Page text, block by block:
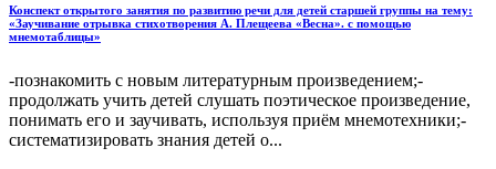
Конспект открытого занятия по развитию речи для детей старшей группы на тему:
«Заучивание отрывка стихотворения А. Плещеева «Весна». с помощью
мнемотаблицы»
-познакомить с новым литературным произведением;-
продолжать учить детей слушать поэтическое произведение,
понимать его и заучивать, используя приём мнемотехники;-
систематизировать знания детей о...